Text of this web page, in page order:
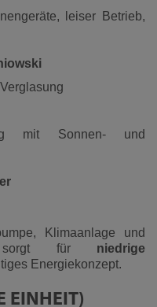
leiser Betrieb,
mit Sonnen- und
Klimaanlage und
sorgt für niedrige
Energiekonzept.
EINHEIT)